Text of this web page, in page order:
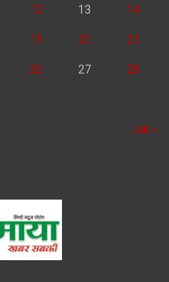
12 13 14
19 20 21
26 27 28
Jul »